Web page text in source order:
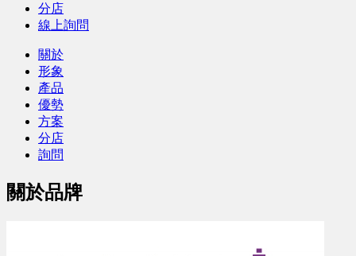
分店
線上詢問
關於
形象
產品
優勢
方案
分店
詢問
關於品牌